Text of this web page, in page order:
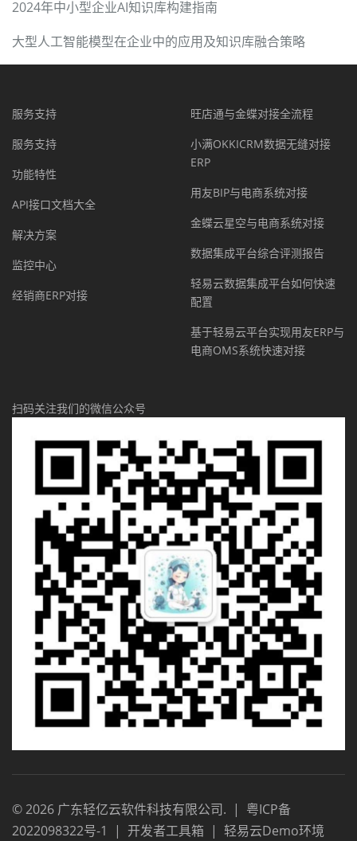
2024年中小型企业AI知识库构建指南
大型人工智能模型在企业中的应用及知识库融合策略
服务支持
服务支持
功能特性
API接口文档大全
解决方案
监控中心
经销商ERP对接
旺店通与金蝶对接全流程
小满OKKICRM数据无缝对接
ERP
用友BIP与电商系统对接
金蝶云星空与电商系统对接
数据集成平台综合评测报告
轻易云数据集成平台如何快速
配置
基于轻易云平台实现用友ERP与
电商OMS系统快速对接
扫码关注我们的微信公众号
©2026 广东轻亿云软件科技有限公司. | 粤ICP备
2022098322号-1
| 开发者工具箱 | 轻易云Demo环境